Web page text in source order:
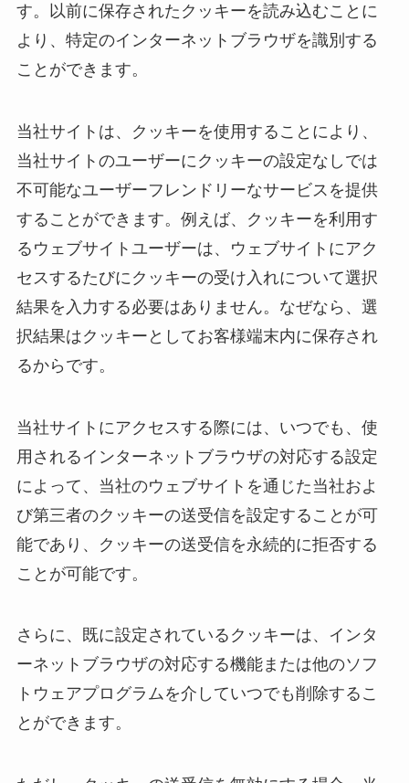
す。以前に保存されたクッキーを読み込むことに
より、特定のインターネットブラウザを識別する
ことができます。
当社サイトは、クッキーを使用することにより、
当社サイトのユーザーにクッキーの設定なしでは
不可能なユーザーフレンドリーなサービスを提供
することができます。例えば、クッキーを利用す
るウェブサイトユーザーは、ウェブサイトにアク
セスするたびにクッキーの受け入れについて選択
結果を入力する必要はありません。なぜなら、選
択結果はクッキーとしてお客様端末内に保存され
るからです。
当社サイトにアクセスする際には、いつでも、使
用されるインターネットブラウザの対応する設定
によって、当社のウェブサイトを通じた当社およ
び第三者のクッキーの送受信を設定することが可
能であり、クッキーの送受信を永続的に拒否する
ことが可能です。
さらに、既に設定されているクッキーは、インタ
ーネットブラウザの対応する機能または他のソフ
トウェアプログラムを介していつでも削除するこ
とができます。